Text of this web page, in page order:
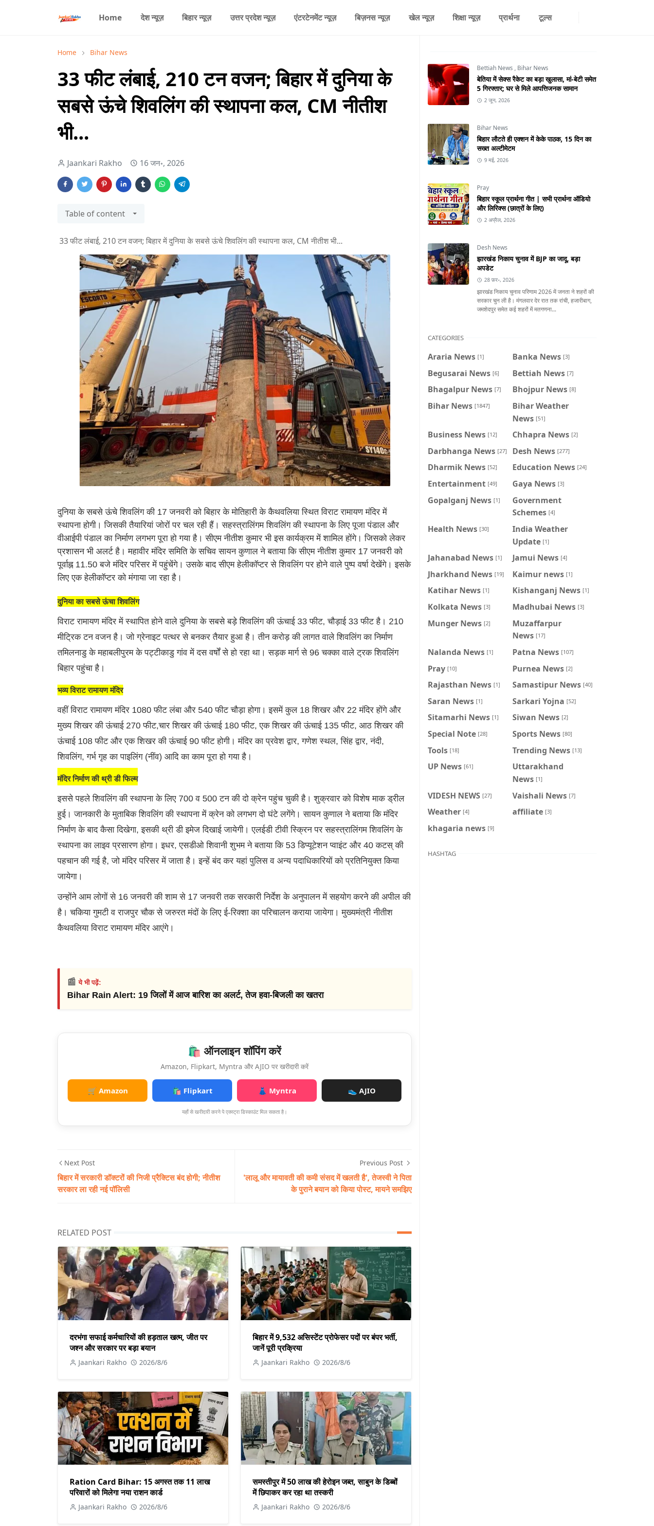
Home देश न्यूज़ बिहार न्यूज़ उत्तर प्रदेश न्यूज़ एंटरटेनमेंट न्यूज़ बिज़नस न्यूज़ खेल न्यूज़ शिक्षा न्यूज़ प्रार्थना टूल्स
Home Bihar News
33 फीट लंबाई, 210 टन वजन; बिहार में दुनिया के
सबसे ऊंचे शिवलिंग की स्थापना कल, CM नीतीश
भी...
Jaankari Rakho 16 जन॰, 2026
Table of content
33 फीट लंबाई, 210 टन वजन; बिहार में दुनिया के सबसे ऊंचे शिवलिंग की स्थापना कल, CM नीतीश भी...
दुनिया के सबसे ऊंचे शिवलिंग की 17 जनवरी को बिहार के मोतिहारी के कैथवलिया स्थित विराट रामायण मंदिर में
स्थापना होगी। जिसकी तैयारियां जोरों पर चल रही हैं। सहस्त्रालिंगम शिवलिंग की स्थापना के लिए पूजा पंडाल और
वीआईपी पंडाल का निर्माण लगभग पूरा हो गया है। सीएम नीतीश कुमार भी इस कार्यक्रम में शामिल होंगे। जिसको लेकर
प्रशासन भी अलर्ट है। महावीर मंदिर समिति के सचिव सायन कुणाल ने बताया कि सीएम नीतीश कुमार 17 जनवरी को
पूर्वाह्न 11.50 बजे मंदिर परिसर में पहुंचेंगे। उसके बाद सीएम हेलीकॉप्टर से शिवलिंग पर होने वाले पुष्प वर्षा देखेंगे। इसके
लिए एक हेलीकॉप्टर को मंगाया जा रहा है।
दुनिया का सबसे ऊंचा शिवलिंग
विराट रामायण मंदिर में स्थापित होने वाले दुनिया के सबसे बड़े शिवलिंग की ऊंचाई 33 फीट, चौड़ाई 33 फीट है। 210
मीट्रिक टन वजन है। जो ग्रेनाइट पत्थर से बनकर तैयार हुआ है। तीन करोड़ की लागत वाले शिवलिंग का निर्माण
तमिलनाडु के महाबलीपुरम के पट्टीकाडु गांव में दस वर्षों से हो रहा था। सड़क मार्ग से 96 चक्का वाले ट्रक शिवलिंग
बिहार पहुंचा है।
भव्य विराट रामायण मंदिर
वहीं विराट रामायण मंदिर 1080 फीट लंबा और 540 फीट चौड़ा होगा। इसमें कुल 18 शिखर और 22 मंदिर होंगे और
मुख्य शिखर की ऊंचाई 270 फीट,चार शिखर की ऊंचाई 180 फीट, एक शिखर की ऊंचाई 135 फीट, आठ शिखर की
ऊंचाई 108 फीट और एक शिखर की ऊंचाई 90 फीट होगी। मंदिर का प्रवेश द्वार, गणेश स्थल, सिंह द्वार, नंदी,
शिवलिंग, गर्भ गृह का पाइलिंग (नींव) आदि का काम पूरा हो गया है।
मंदिर निर्माण की थ्री डी फिल्म
इससे पहले शिवलिंग की स्थापना के लिए 700 व 500 टन की दो क्रेन पहुंच चुकी है। शुक्रवार को विशेष माक ड्रील
हुई। जानकारी के मुताबिक शिवलिंग की स्थापना में क्रेन को लगभग दो घंटे लगेंगे। सायन कुणाल ने बताया कि मंदिर
निर्माण के बाद कैसा दिखेगा, इसकी थ्री डी इमेज दिखाई जायेगी। एलईडी टीवी स्क्रिन पर सहस्त्रालिंगम शिवलिंग के
स्थापना का लाइव प्रसारण होगा। इधर, एसडीओ शिवानी शुभम ने बताया कि 53 डिप्यूटेशन प्वाइंट और 40 कटस् की
पहचान की गई है, जो मंदिर परिसर में जाता है। इन्हें बंद कर यहां पुलिस व अन्य पदाधिकारियों को प्रतिनियुक्त किया
जायेगा।
उन्होंने आम लोगों से 16 जनवरी की शाम से 17 जनवरी तक सरकारी निर्देश के अनुपालन में सहयोग करने की अपील की
है। चकिया गुमटी व राजपुर चौक से जरुरत मंदों के लिए ई-रिक्शा का परिचालन कराया जायेगा। मुख्यमंत्री नीतीश
कैथवलिया विराट रामायण मंदिर आएंगे।
📰ये भी पढ़ें:
Bihar Rain Alert: 19 जिलों में आज बारिश का अलर्ट, तेज हवा-बिजली का खतरा
🛍️ ऑनलाइन शॉपिंग करें
Amazon, Flipkart, Myntra और AJIO पर खरीदारी करें
🛒 Amazon 🛍️ Flipkart 👗 Myntra 👟 AJIO
यहाँ से खरीदारी करने पे एक्स्ट्रा डिस्काउंट मिल सकता है।
Next Post
बिहार में सरकारी डॉक्टरों की निजी प्रैक्टिस बंद होगी; नीतीश
सरकार ला रही नई पॉलिसी
Previous Post
'लालू और मायावती की कमी संसद में खलती है', तेजस्वी ने पिता
के पुराने बयान को किया पोस्ट, मायने समझिए
RELATED POST
दरभंगा सफाई कर्मचारियों की हड़ताल खत्म, जीत पर
जश्न और सरकार पर बड़ा बयान
Jaankari Rakho 2026/8/6
बिहार में 9,532 असिस्टेंट प्रोफेसर पदों पर बंपर भर्ती,
जानें पूरी प्रक्रिया
Jaankari Rakho 2026/8/6
Ration Card Bihar: 15 अगस्त तक 11 लाख
परिवारों को मिलेगा नया राशन कार्ड
Jaankari Rakho 2026/8/6
समस्तीपुर में 50 लाख की हेरोइन जब्त, साबुन के डिब्बों
में छिपाकर कर रहा था तस्करी
Jaankari Rakho 2026/8/6
Bettiah News , Bihar News
बेतिया में सेक्स रैकेट का बड़ा खुलासा, मां-बेटी समेत
5 गिरफ्तार; घर से मिले आपत्तिजनक सामान
2 जून, 2026
Bihar News
बिहार लौटते ही एक्शन में केके पाठक, 15 दिन का
सख्त अल्टीमेटम
9 मई, 2026
Pray
बिहार स्कूल प्रार्थना गीत | सभी प्रार्थना ऑडियो
और लिरिक्स (छात्रों के लिए)
2 अप्रैल, 2026
Desh News
झारखंड निकाय चुनाव में BJP का जादू, बड़ा
अपडेट
28 फ़र॰, 2026
झारखंड निकाय चुनाव परिणाम 2026 में जनता ने शहरों की
सरकार चुन ली है। मंगलवार देर रात तक रांची, हजारीबाग,
जमशेदपुर समेत कई शहरों में मतगणना...
CATEGORIES
Araria News [1] Banka News [3]
Begusarai News [6] Bettiah News [7]
Bhagalpur News [7] Bhojpur News [8]
Bihar News [1847]
Bihar Weather
News [51]
Business News [12] Chhapra News [2]
Darbhanga News [27] Desh News [277]
Dharmik News [52] Education News [24]
Entertainment [49] Gaya News [3]
Gopalganj News [1]
Government
Schemes [4]
Health News [30]
India Weather
Update [1]
Jahanabad News [1] Jamui News [4]
Jharkhand News [19] Kaimur news [1]
Katihar News [1] Kishanganj News [1]
Kolkata News [3] Madhubai News [3]
Munger News [2]
Muzaffarpur
News [17]
Nalanda News [1] Patna News [107]
Pray [10] Purnea News [2]
Rajasthan News [1] Samastipur News [40]
Saran News [1] Sarkari Yojna [52]
Sitamarhi News [1] Siwan News [2]
Special Note [28] Sports News [80]
Tools [18] Trending News [13]
UP News [61]
Uttarakhand
News [1]
VIDESH NEWS [27] Vaishali News [7]
Weather [4] affiliate [3]
khagaria news [9]
HASHTAG